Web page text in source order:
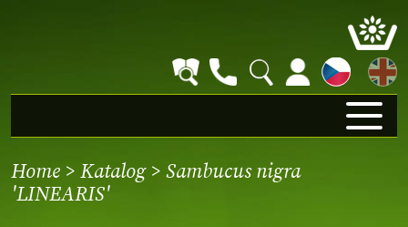
EN
Home > Katalog> Sambucus nigra
'LINEARIS'